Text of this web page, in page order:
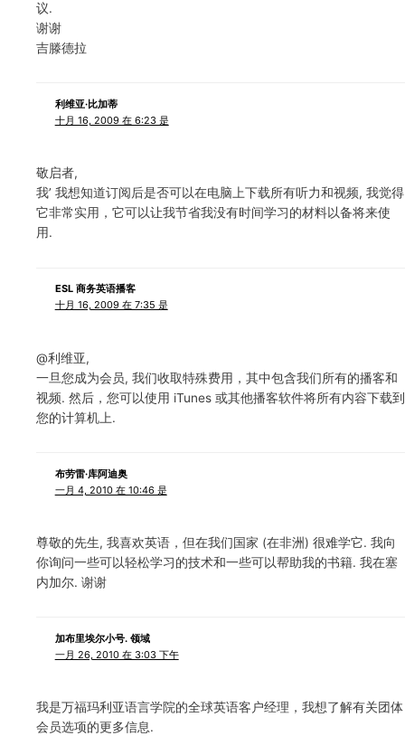
议.
谢谢
吉滕德拉
利维亚·比加蒂
十月 16, 2009 在 6:23 是
敬启者,
我’ 我想知道订阅后是否可以在电脑上下载所有听力和视频, 我觉得
它非常实用，它可以让我节省我没有时间学习的材料以备将来使
用.
ESL 商务英语播客
十月 16, 2009 在 7:35 是
@利维亚,
一旦您成为会员, 我们收取特殊费用，其中包含我们所有的播客和
视频. 然后，您可以使用 iTunes 或其他播客软件将所有内容下载到
您的计算机上.
布劳雷·库阿迪奥
一月 4, 2010 在 10:46 是
尊敬的先生, 我喜欢英语，但在我们国家 (在非洲) 很难学它. 我向
你询问一些可以轻松学习的技术和一些可以帮助我的书籍. 我在塞
内加尔. 谢谢
加布里埃尔小号. 领域
一月 26, 2010 在 3:03 下午
我是万福玛利亚语言学院的全球英语客户经理，我想了解有关团体
会员选项的更多信息.